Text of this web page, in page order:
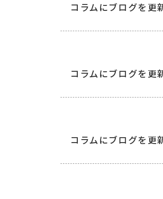
コラムにブログを更
コラムにブログを更
コラムにブログを更